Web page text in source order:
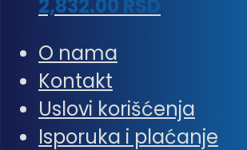
2,832.00 RSD
O nama
Kontakt
Uslovi korišćenja
Isporuka i plaćanje